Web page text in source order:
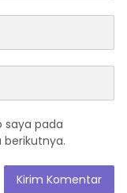
saya pada